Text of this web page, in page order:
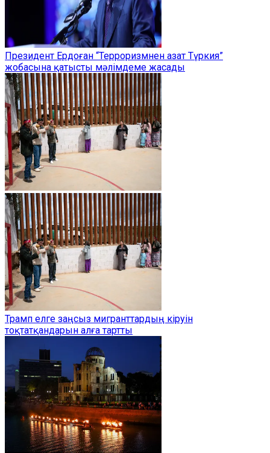
Президент Ердоған “Терроризмнен азат Түркия”
жобасына қатысты мәлімдеме жасады
Трамп елге заңсыз мигранттардың кіруін
тоқтатқандарын алға тартты